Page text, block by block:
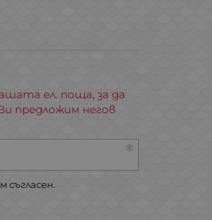
ел. поща, за да
предложим негов
съгласен.